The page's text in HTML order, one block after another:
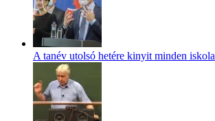
A tanév utolsó hetére kinyit minden iskola